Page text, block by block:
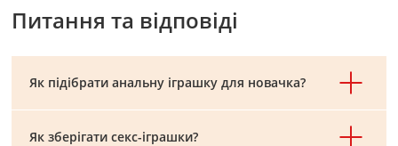
Питання та відповіді
Як підібрати анальну іграшку для новачка?
Як зберігати секс-іграшки?